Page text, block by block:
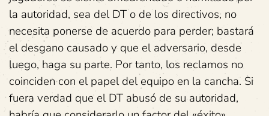
la autoridad, sea del DT o de los directivos, no
necesita ponerse de acuerdo para perder; bastará
el desgano causado y que el adversario, desde
luego, haga su parte. Por tanto, los reclamos no
coinciden con el papel del equipo en la cancha. Si
fuera verdad que el DT abusó de su autoridad,